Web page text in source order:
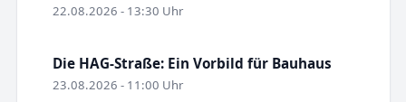
22.08.2026 - 13:30 Uhr
Die HAG-Straße: Ein Vorbild für Bauhaus
23.08.2026 - 11:00 Uhr